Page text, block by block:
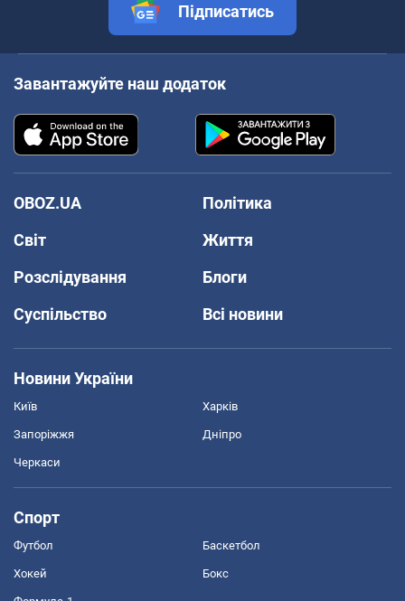
Підписатись
Завантажуйте наш додаток
OBOZ.UA
Політика
Світ
Життя
Розслідування
Блоги
Суспільство
Всі новини
Новини України
Київ Харків
Запоріжжя Дніпро
Черкаси
Спорт
Футбол Баскетбол
Хокей Бокс